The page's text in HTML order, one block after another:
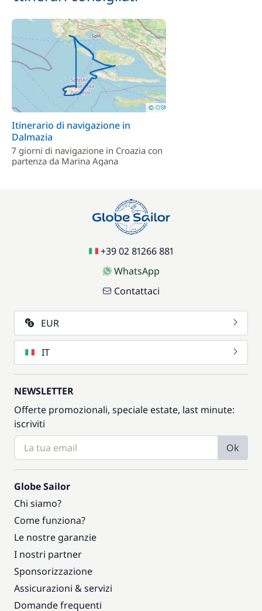
Itinerario di navigazione in
Dalmazia
7 giorni di navigazione in Croazia con
partenza da Marina Agana
+39 02 81266 881
WhatsApp
Contattaci
EUR
IT
NEWSLETTER
Offerte promozionali, speciale estate, last minute:
iscriviti
Ok
Globe Sailor
Chi siamo?
Come funziona?
Le nostre garanzie
I nostri partner
Sponsorizzazione
Assicurazioni & servizi
Domande frequenti